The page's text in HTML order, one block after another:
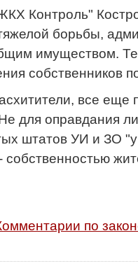
Контроль"
борьбы,
имуществом.
все
для оправдания
штатов УИ и ЗО
по